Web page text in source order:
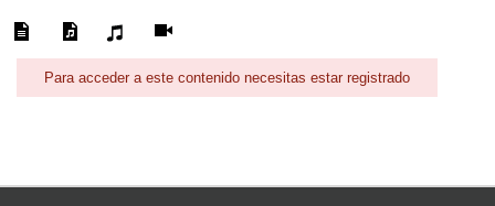
Para acceder a este contenido necesitas estar registrado